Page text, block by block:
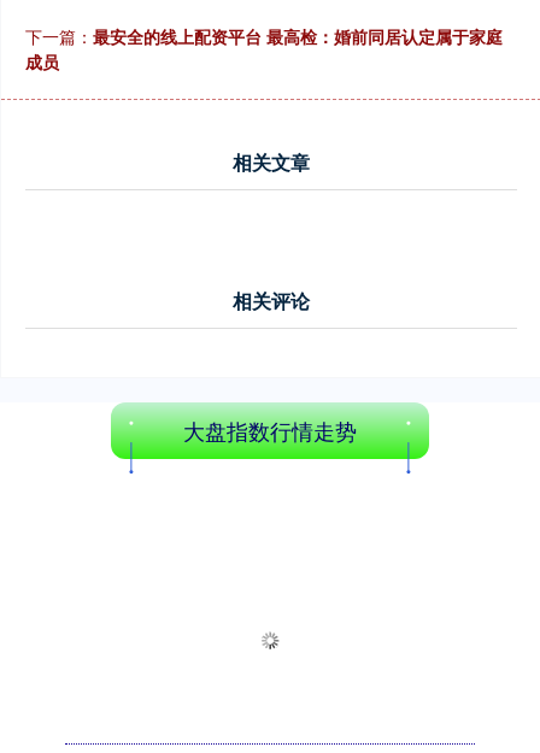
下一篇： 最安全的线上配资平台 最高检：婚前同居认定属于家庭
成员
相关文章
相关评论
大盘指数行情走势